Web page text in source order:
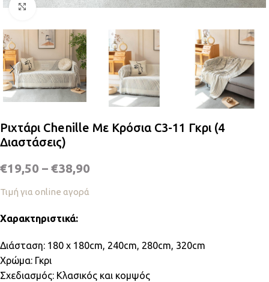
Κλικ για μεγέθυνση
Ριχτάρι Chenille Με Κρόσια C3-11 Γκρι (4
Διαστάσεις)
€19,50 – €38,90
Τιμή για online αγορά
Χαρακτηριστικά:
Διάσταση: 180 x 180cm, 240cm, 280cm, 320cm
Χρώμα: Γκρι
Σχεδιασμός: Κλασικός και κομψός